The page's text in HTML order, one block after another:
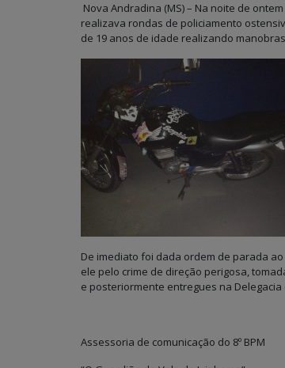
Nova Andradina (MS) – Na noite de
realizava rondas de policiamento
de 19 anos de idade realizando
De imediato foi dada ordem de parada
ele pelo crime de direção perigosa,
e posteriormente entregues na
Assessoria de comunicação do 8º BPM